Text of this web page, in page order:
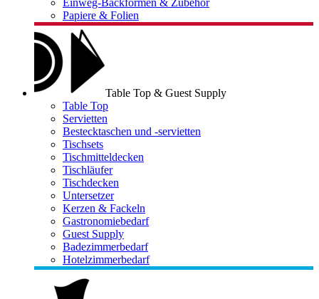
Einweg-Backformen & Zubehör
Papiere & Folien
Table Top & Guest Supply
Table Top
Servietten
Bestecktaschen und -servietten
Tischsets
Tischmitteldecken
Tischläufer
Tischdecken
Untersetzer
Kerzen & Fackeln
Gastronomiebedarf
Guest Supply
Badezimmerbedarf
Hotelzimmerbedarf